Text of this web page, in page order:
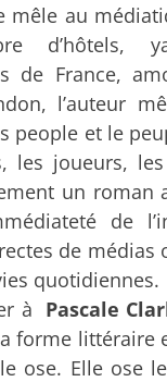
mêle au
d’hôtels,
de France,
l’auteur
people et le
les joueurs,
un
de
de médias
quotidiennes.
à Pascale
forme littéraire
ose. Elle ose